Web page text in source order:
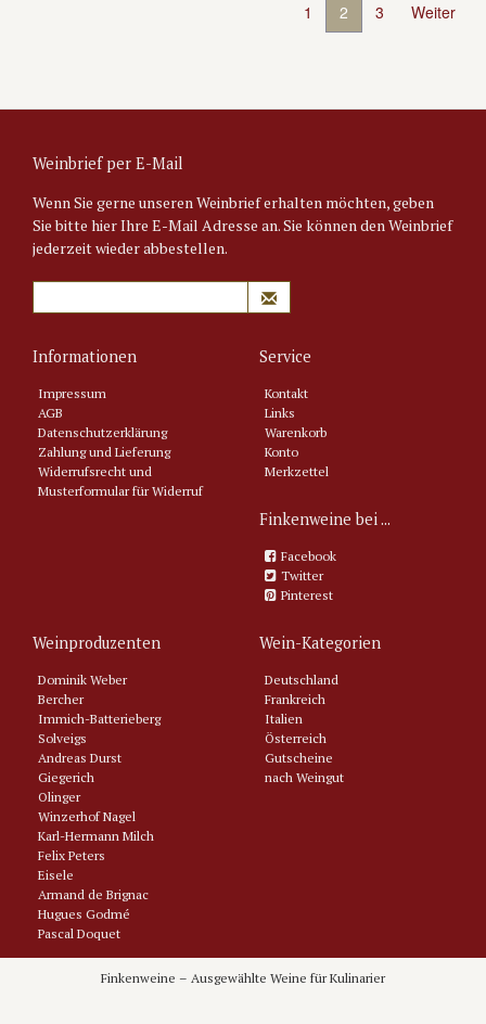
1 2 3 Weiter
Weinbrief per E-Mail
Wenn Sie gerne unseren Weinbrief erhalten möchten, geben
Sie bitte hier Ihre E-Mail Adresse an. Sie können den Weinbrief
jederzeit wieder abbestellen.
Informationen
Impressum
AGB
Datenschutzerklärung
Zahlung und Lieferung
Widerrufsrecht und
Musterformular für Widerruf
Service
Kontakt
Links
Warenkorb
Konto
Merkzettel
Finkenweine bei ...
Facebook
Twitter
Pinterest
Weinproduzenten
Dominik Weber
Bercher
Immich-Batterieberg
Solveigs
Andreas Durst
Giegerich
Olinger
Winzerhof Nagel
Karl-Hermann Milch
Felix Peters
Eisele
Armand de Brignac
Hugues Godmé
Pascal Doquet
Philipponnat
Wein-Kategorien
Deutschland
Frankreich
Italien
Österreich
Gutscheine
nach Weingut
Finkenweine – Ausgewählte Weine für Kulinarier